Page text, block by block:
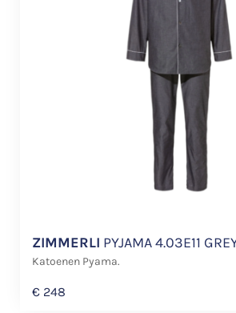
ZIMMERLI PYJAMA 4.03E11
Katoenen Pyama.
€ 248